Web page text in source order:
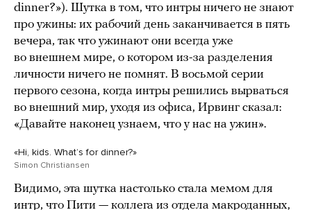
dinner?»). Шутка в том, что интры ничего не знают
про ужины: их рабочий день заканчивается в пять
вечера, так что ужинают они всегда уже
во внешнем мире, о котором из-за разделения
личности ничего не помнят. В восьмой серии
первого сезона, когда интры решились вырваться
во внешний мир, уходя из офиса, Ирвинг сказал:
«Давайте наконец узнаем, что у нас на ужин».
«Hi, kids. Whatʼs for dinner?»
Simon Christiansen
Видимо, эта шутка настолько стала мемом для
интр, что Пити — коллега из отдела макроданных,